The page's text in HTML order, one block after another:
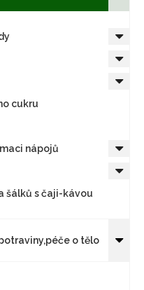
cukru
nápojů
šálků s čaji-kávou
o tělo